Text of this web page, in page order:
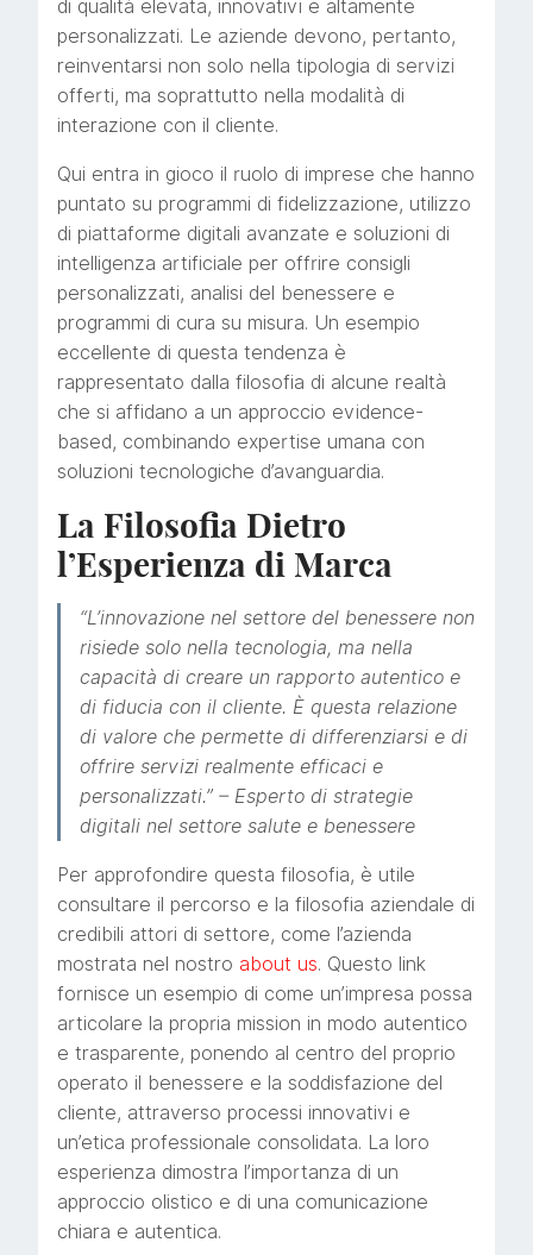
di qualità elevata, innovativi e altamente
personalizzati. Le aziende devono, pertanto,
reinventarsi non solo nella tipologia di servizi
offerti, ma soprattutto nella modalità di
interazione con il cliente.
Qui entra in gioco il ruolo di imprese che hanno
puntato su programmi di fidelizzazione, utilizzo
di piattaforme digitali avanzate e soluzioni di
intelligenza artificiale per offrire consigli
personalizzati, analisi del benessere e
programmi di cura su misura. Un esempio
eccellente di questa tendenza è
rappresentato dalla filosofia di alcune realtà
che si affidano a un approccio evidence-
based, combinando expertise umana con
soluzioni tecnologiche d’avanguardia.
La Filosofia Dietro
l’Esperienza di Marca
“L’innovazione nel settore del benessere non
risiede solo nella tecnologia, ma nella
capacità di creare un rapporto autentico e
di fiducia con il cliente. È questa relazione
di valore che permette di differenziarsi e di
offrire servizi realmente efficaci e
personalizzati.” – Esperto di strategie
digitali nel settore salute e benessere
Per approfondire questa filosofia, è utile
consultare il percorso e la filosofia aziendale di
credibili attori di settore, come l’azienda
mostrata nel nostro about us. Questo link
fornisce un esempio di come un’impresa possa
articolare la propria mission in modo autentico
e trasparente, ponendo al centro del proprio
operato il benessere e la soddisfazione del
cliente, attraverso processi innovativi e
un’etica professionale consolidata. La loro
esperienza dimostra l’importanza di un
approccio olistico e di una comunicazione
chiara e autentica.